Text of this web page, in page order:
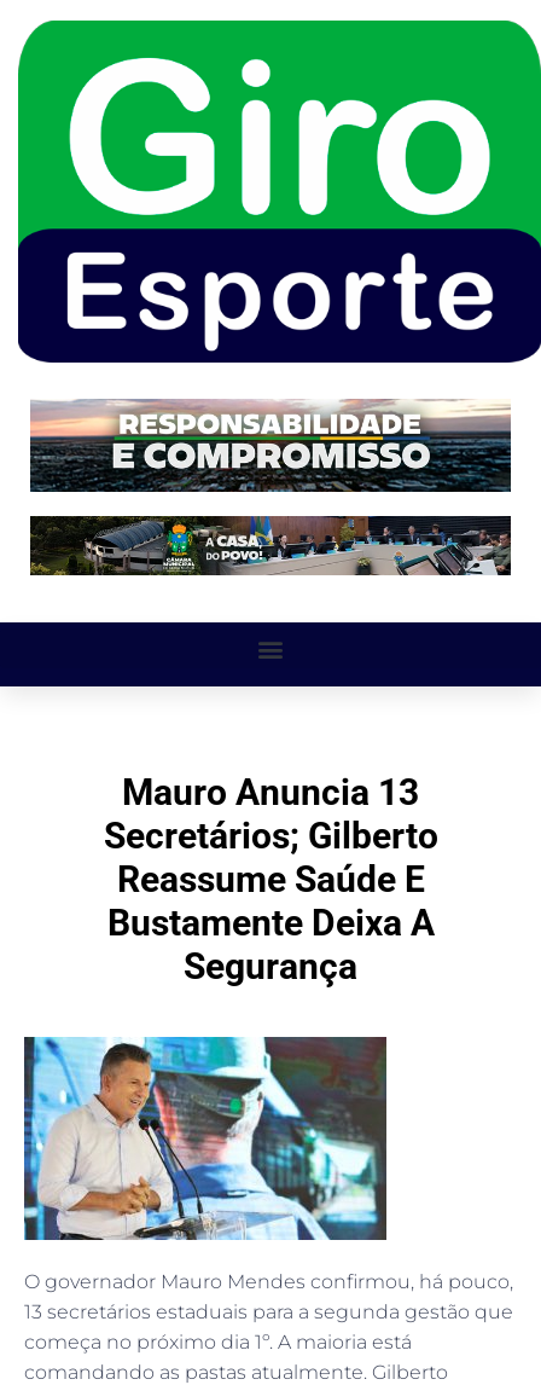
Mauro Anuncia 13
Secretários; Gilberto
Reassume Saúde E
Bustamente Deixa A
Segurança
O governador Mauro Mendes confirmou, há pouco,
13 secretários estaduais para a segunda gestão que
começa no próximo dia 1º. A maioria está
comandando as pastas atualmente. Gilberto